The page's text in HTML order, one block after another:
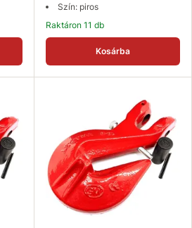
Szín: piros
Raktáron 11 db
Kosárba